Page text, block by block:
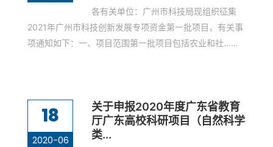
各有关单位：广州市科技局现组织征集
2021年广州市科技创新发展专项资金第一批项目，有关事
项通知如下：一、项目范围第一批项目包括农业和社……
18
2020-06
关于申报2020年度广东省教育
厅广东高校科研项目（自然科学
类...